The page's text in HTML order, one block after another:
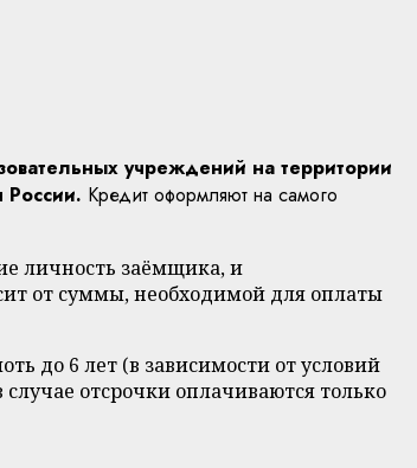
учреждений на территории
Кредит оформляют на самого
личность заёмщика, и
от суммы, необходимой для оплаты
до 6 лет (в зависимости от условий
отсрочки оплачиваются только